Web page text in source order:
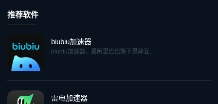
推荐软件
biubiu加速器
biubiu加速器，是阿里巴巴旗下灵犀互...
雷电加速器